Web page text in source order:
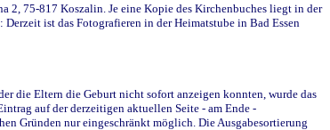
75-817 Koszalin. Je eine Kopie des Kirchenbuches liegt in der
ist das Fotografieren in der Heimatstube in Bad Essen
die Eltern die Geburt nicht sofort anzeigen konnten, wurde das
auf der derzeitigen aktuellen Seite - am Ende -
Gründen nur eingeschränkt möglich. Die Ausgabesortierung